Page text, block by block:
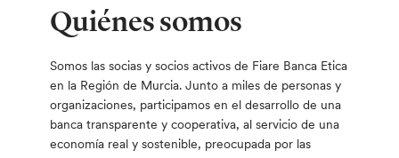
Quiénes somos
Somos las socias y socios activos de Fiare Banca Etica
en la Región de Murcia. Junto a miles de personas y
organizaciones, participamos en el desarrollo de una
banca transparente y cooperativa, al servicio de una
economía real y sostenible, preocupada por las